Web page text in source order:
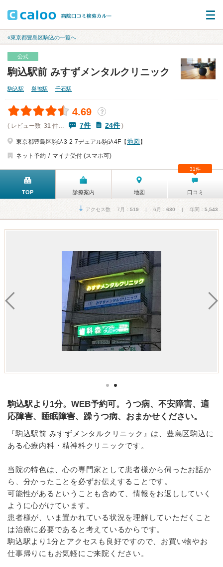
«東京都豊島区駒込の一覧へ
公式
駒込駅前 みすずメンタルクリニック
駒込駅 巣鴨駅 千石駅
4.69
？
( レビュー数 31 件… 7件 24件)
東京都豊島区駒込3‐2‐7デュアル駒込4F【地図 】
ネット予約
マイナ受付 (スマホ可)
TOP 診療案内 地図 口コミ
31件
アクセス数 7月： 519 | 6月： 630 | 年間： 5,543
駒込駅より1分。WEB予約可。うつ病、不安障害、適
応障害、睡眠障害、躁うつ病、おまかせください。
『駒込駅前 みすずメンタルクリニック』は、豊島区駒込に
ある心療内科・精神科クリニックです。
当院の特色は、心の専門家として患者様から伺ったお話か
ら、分かったことを必ずお伝えすることです。
可能性があるということも含めて、情報をお返ししていく
ように心がけています。
患者様が、いま置かれている状況を理解していただくこと
は治療に必要であると考えているからです。
駒込駅より1分とアクセスも良好ですので、お買い物やお
仕事帰りにもお気軽にご来院ください。